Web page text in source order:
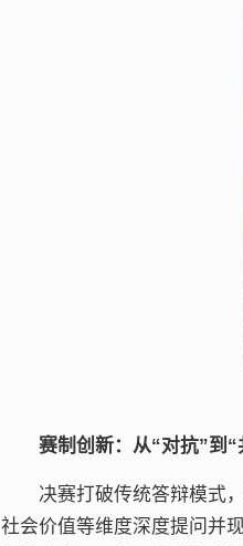
赛制创新：从“对抗”到“
决赛打破传统答辩模式
社会价值等维度深度提问并